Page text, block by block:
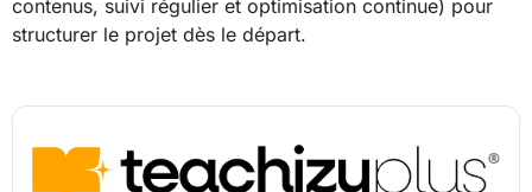
contenus, suivi régulier et optimisation continue) pour
structurer le projet dès le départ.